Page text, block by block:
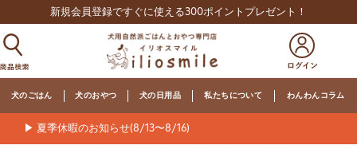
新規会員登録ですぐに使える300ポイントプレゼント！
犬のごはん 犬のおやつ 犬の日用品 私たちについて わんわんコラム
▶ 夏季休暇のお知らせ(8/13〜8/16)